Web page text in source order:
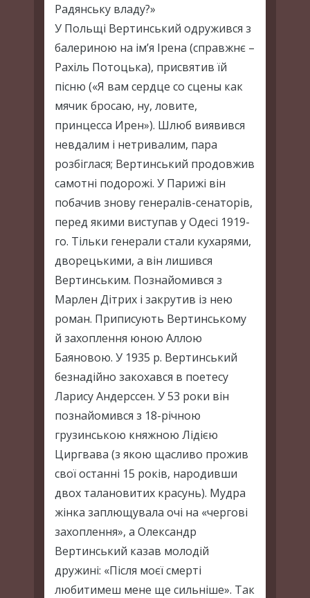
Радянську владу?»
У Польщі Вертинський одружився з
балериною на ім’я Ірена (справжнє –
Рахіль Потоцька), присвятив їй
пісню («Я вам сердце со сцены как
мячик бросаю, ну, ловите,
принцесса Ирен»). Шлюб виявився
невдалим і нетривалим, пара
розбіглася; Вертинський продовжив
самотні подорожі. У Парижі він
побачив знову генералів-сенаторів,
перед якими виступав у Одесі 1919-
го. Тільки генерали стали кухарями,
дворецькими, а він лишився
Вертинським. Познайомився з
Марлен Дітрих і закрутив із нею
роман. Приписують Вертинському
й захоплення юною Аллою
Баяновою. У 1935 р. Вертинський
безнадійно закохався в поетесу
Ларису Андерссен. У 53 роки він
познайомився з 18-річною
грузинською княжною Лідією
Циргвава (з якою щасливо прожив
свої останні 15 років, народивши
двох талановитих красунь). Мудра
жінка заплющувала очі на «чергові
захоплення», а Олександр
Вертинський казав молодій
дружині: «Після моєї смерті
любитимеш мене ще сильніше». Так